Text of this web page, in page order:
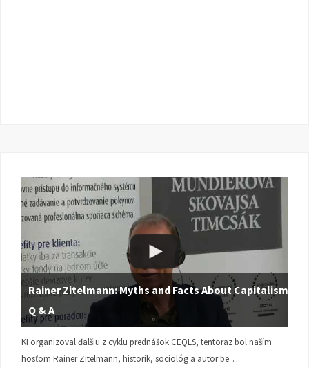
Rainer Zitelmann: Myths and Facts About Capitalism |
Q & A
KI organizoval ďalšiu z cyklu prednášok CEQLS, tentoraz bol naším
hosťom Rainer Zitelmann, historik, sociológ a autor be…